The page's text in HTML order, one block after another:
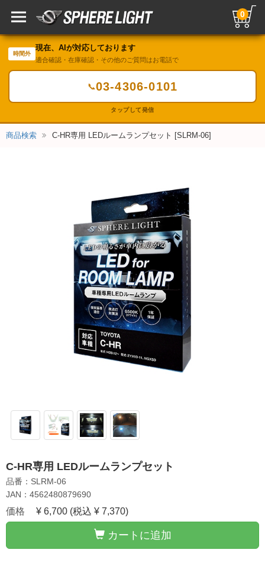
0
時間外
現在、AIが対応しております
適合確認・在庫確認・その他のご質問はお電話で
📞03-4306-0101
タップして発信
商品検索 C-HR専用 LEDルームランプセット [SLRM-06]
C-HR専用 LEDルームランプセット
品番：SLRM-06
JAN：4562480879690
価格 ¥ 6,700 (税込 ¥ 7,370)
カートに追加